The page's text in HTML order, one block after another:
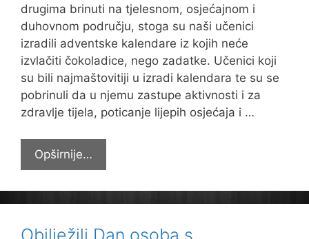
drugima brinuti na tjelesnom, osjećajnom i
duhovnom području, stoga su naši učenici
izradili adventske kalendare iz kojih neće
izvlačiti čokoladice, nego zadatke. Učenici koji
su bili najmaštovitiji u izradi kalendara te su se
pobrinuli da u njemu zastupe aktivnosti i za
zdravlje tijela, poticanje lijepih osjećaja i …
Opširnije…
kalendar
Obilježili Dan osoba s